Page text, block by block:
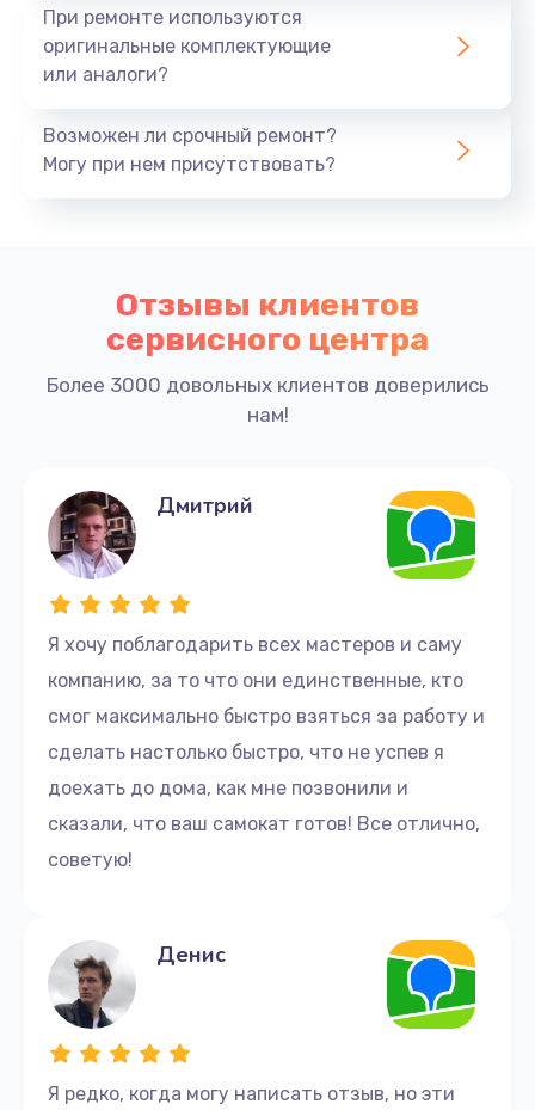
При ремонте используются
оригинальные комплектующие
или аналоги?
Возможен ли срочный ремонт?
Могу при нем присутствовать?
Отзывы клиентов
сервисного центра
Более 3000 довольных клиентов доверились
нам!
Я хочу поблагодарить всех мастеров и саму
компанию, за то что они единственные, кто
смог максимально быстро взяться за работу и
сделать настолько быстро, что не успев я
доехать до дома, как мне позвонили и
сказали, что ваш самокат готов! Все отлично,
советую!
Дмитрий
Я редко, когда могу написать отзыв, но эти
Денис